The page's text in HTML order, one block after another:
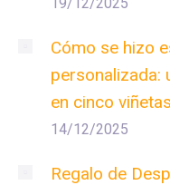
Cómo se hizo
personalizada:
en cinco viñetas
14/12/2025
Regalo de